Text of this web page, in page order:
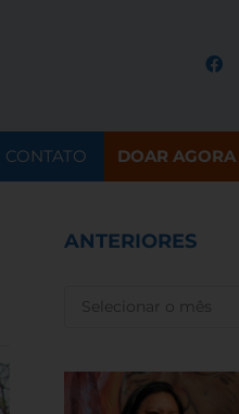
CONTATO DOAR AGORA
ANTERIORES